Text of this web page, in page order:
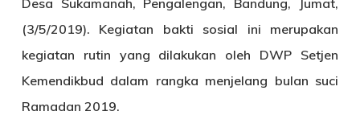
Desa Sukamanah, Pengalengan, Bandung, Jumat,
(3/5/2019). Kegiatan bakti sosial ini merupakan
kegiatan rutin yang dilakukan oleh DWP Setjen
Kemendikbud dalam rangka menjelang bulan suci
Ramadan 2019.